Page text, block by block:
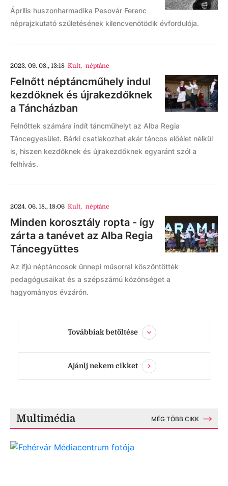
Április huszonharmadika Pesovár Ferenc
néprajzkutató születésének kilencvenötödik évfordulója.
2023. 09. 08., 13:18 Kult, néptánc
Felnőtt néptáncműhely indul
kezdőknek és újrakezdőknek
a Táncházban
Felnőttek számára indít táncműhelyt az Alba Regia
Táncegyesület. Bárki csatlakozhat akár táncos előélet nélkül
is, hiszen kezdőknek és újrakezdőknek egyaránt szól a
felhívás.
2024. 06. 18., 18:06 Kult, néptánc
Minden korosztály ropta - így
zárta a tanévet az Alba Regia
Táncegyüttes
Az ifjú néptáncosok ünnepi műsorral köszöntötték
pedagógusaikat és a szépszámú közönséget a
hagyományos évzárón.
Továbbiak betöltése
Ajánlj nekem cikket
Multimédia MÉG TÖBB CIKK